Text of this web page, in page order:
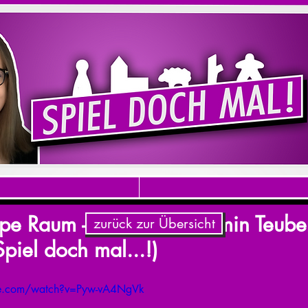
Raum - Klaus & Benjamin
doch mal...!)
watch?v=Pyw-vA4NgVk
zurück zur Übersicht